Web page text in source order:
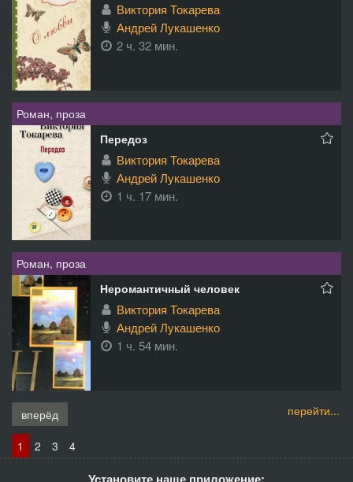
Виктория Токарева
Андрей Лукашенко
2 ч. 32 мин.
Роман, проза
Передоз
Виктория Токарева
Андрей Лукашенко
1 ч. 17 мин.
Роман, проза
Неромантичный человек
Виктория Токарева
Андрей Лукашенко
1 ч. 54 мин.
перейти...
вперёд
1
2 3 4